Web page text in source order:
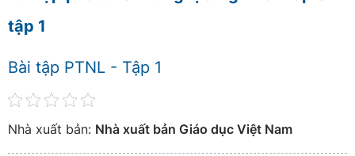
tập 1
Bài tập PTNL - Tập 1
Nhà xuất bản: Nhà xuất bản Giáo dục Việt Nam